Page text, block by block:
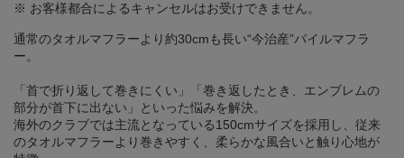
※ お客様都合によるキャンセルはお受けできません。
通常のタオルマフラーより約30cmも長い“今治産”パイルマフラ
ー。
「首で折り返して巻きにくい」「巻き返したとき、エンブレムの
部分が首下に出ない」といった悩みを解決。
海外のクラブでは主流となっている150cmサイズを採用し、従来
のタオルマフラーより巻きやすく、柔らかな風合いと触り心地が